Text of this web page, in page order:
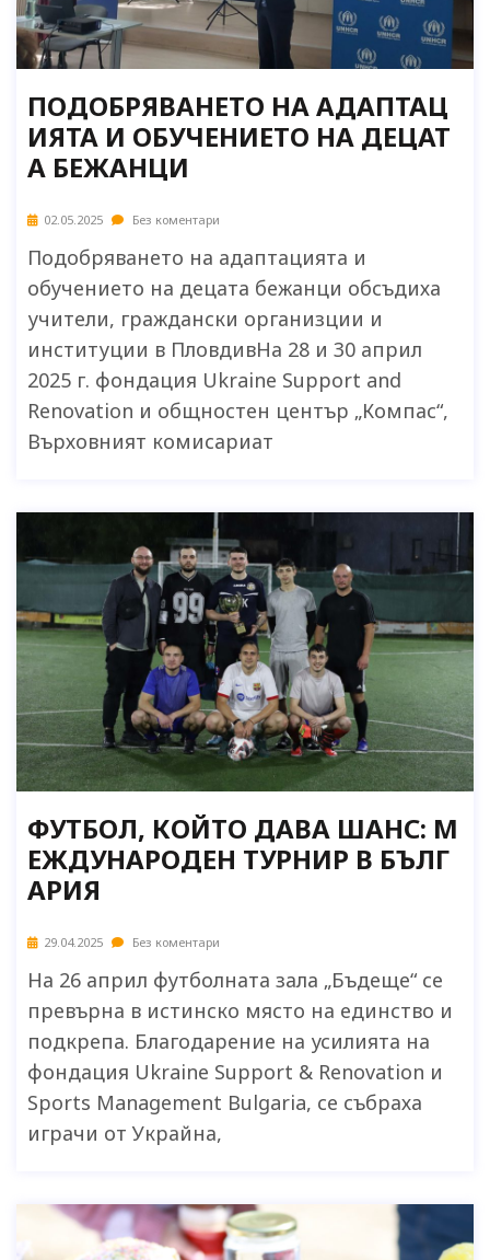
ПОДОБРЯВАНЕТО НА АДАПТАЦ
ИЯТА И ОБУЧЕНИЕТО НА ДЕЦАТ
А БЕЖАНЦИ
02.05.2025 Без коментари
Подобряването на адаптацията и
обучението на децата бежанци обсъдиха
учители, граждански организции и
институции в ПловдивНа 28 и 30 април
2025 г. фондация Ukraine Support and
Renovation и общностен център „Компас“,
Върховният комисариат
ФУТБОЛ, КОЙТО ДАВА ШАНС: М
ЕЖДУНАРОДЕН ТУРНИР В БЪЛГ
АРИЯ
29.04.2025 Без коментари
На 26 април футболната зала „Бъдеще“ се
превърна в истинско място на единство и
подкрепа. Благодарение на усилията на
фондация Ukraine Support & Renovation и
Sports Management Bulgaria, се събраха
играчи от Украйна,